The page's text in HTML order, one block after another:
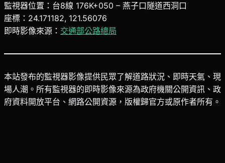
監視器位置：台8線 176K+050 – 燕子口隧道西洞口
座標：24.171182, 121.56076
即時影像來源： 交通部公路總局
本站發布的監視器影像提供民眾了解道路狀況、即時天氣、現
場人潮。所有監視器的即時影像來源為政府機關公開資訊、政
府資料開放平台、網路公開資源，版權歸官方或原作者所有。